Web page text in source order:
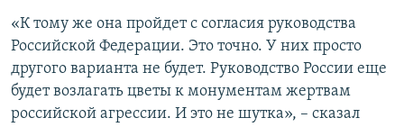
«К тому же она пройдет с согласия руководства
Российской Федерации. Это точно. У них просто
другого варианта не будет. Руководство России еще
будет возлагать цветы к монументам жертвам
российской агрессии. И это не шутка», – сказал